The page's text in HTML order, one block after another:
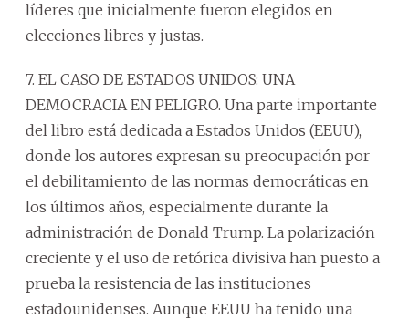
líderes que inicialmente fueron elegidos en
elecciones libres y justas.
7. EL CASO DE ESTADOS UNIDOS: UNA
DEMOCRACIA EN PELIGRO. Una parte importante
del libro está dedicada a Estados Unidos (EEUU),
donde los autores expresan su preocupación por
el debilitamiento de las normas democráticas en
los últimos años, especialmente durante la
administración de Donald Trump. La polarización
creciente y el uso de retórica divisiva han puesto a
prueba la resistencia de las instituciones
estadounidenses. Aunque EEUU ha tenido una